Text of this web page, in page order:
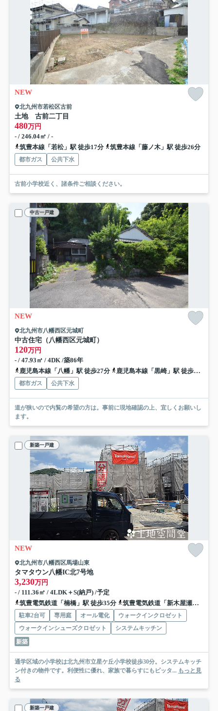
NEW
北九州市若松区古前
土地 古前二丁目
480万円
- / 246.04㎡ / -
筑豊本線「若松」駅 徒歩17分
筑豊本線「藤ノ木」駅 徒歩26分
都市ガス 公共下水
古前小学校近く、諸条件ご相談ください。
中古一戸建
NEW
北九州市八幡西区元城町
中古住宅（八幡西区元城町）
120万円
- / 47.93㎡ / 4DK /築86年
鹿児島本線「八幡」駅 徒歩27分
鹿児島本線「黒崎」駅 徒歩36分
都市ガス 公共下水
道が狭いので内覧の希望の方は。事前に現地確認の上、宜しくお願いし
ます。
新築一戸建
NEW
北九州市八幡西区馬場山東
タマタウン八幡IC北7号地
3,230万円
- / 111.36㎡ / 4LDK＋S(納戸) /予定
筑豊電気鉄道「楠橋」駅 徒歩35分
筑豊電気鉄道「新木屋瀬」駅 徒歩35分
駐車2台可 専用庭 オール電化
ウォークインクロゼット
ウォークインシューズクロゼット
システムキッチン
新築
通学区域の小学校は北九州市立星ケ丘小学校徒歩30分。システムキッチ
ン付きの物件です。利便性に優れ、家族で暮らすにもピッタ... もっと見
る
新築一戸建